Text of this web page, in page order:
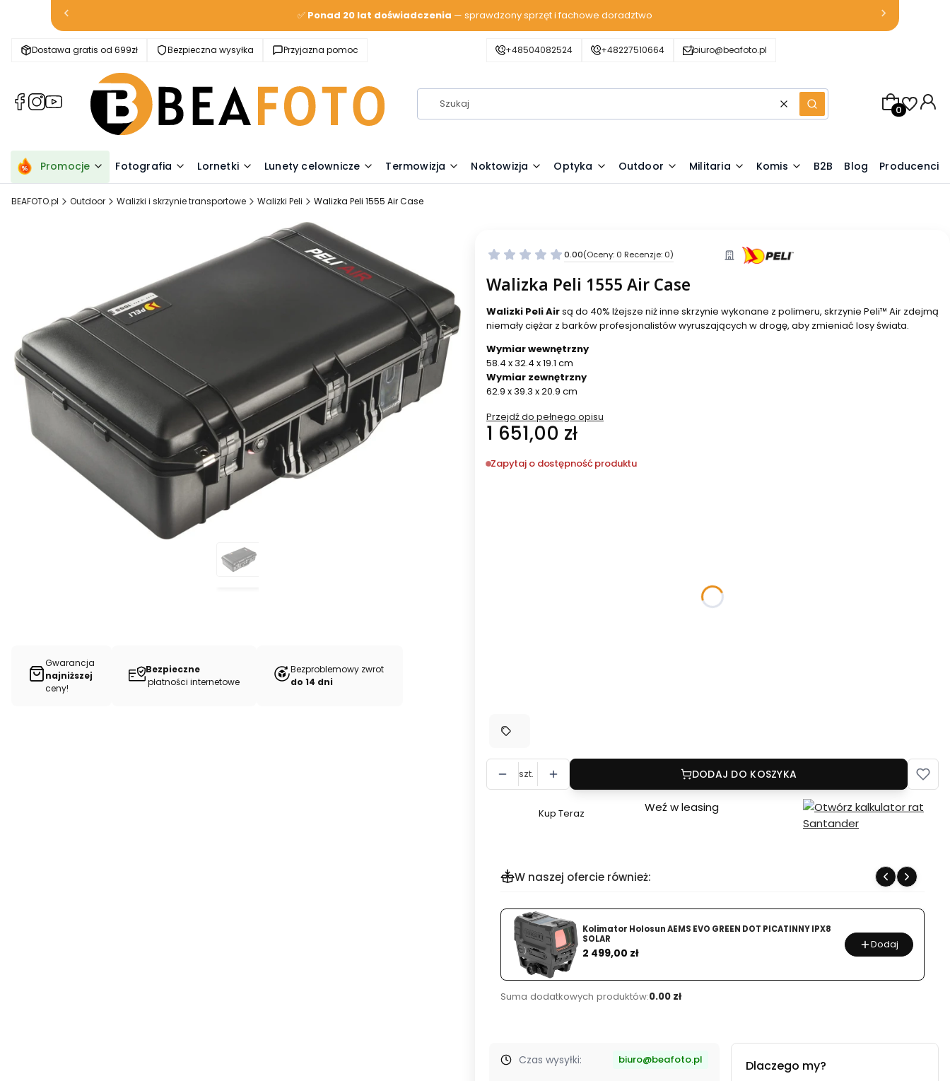
✅ Ponad 20 lat doświadczenia — sprawdzony sprzęt i fachowe doradztwo
Dostawa gratis od 699zł Bezpieczna wysyłka Przyjazna pomoc +48504082524 +48227510664 biuro@beafoto.pl
(Otwiera
karcie)
(Otwiera
karcie)
(Otwiera
karcie)
WyczyśćSzukaj
Produkty w
Promocje Fotografia Lornetki Lunety celownicze Termowizja Noktowizja Optyka Outdoor Militaria Komis B2B Blog Producenci
BEAFOTO.pl Outdoor Walizki i skrzynie transportowe Walizki Peli Walizka Peli 1555 Air Case
Gwarancja
najniższej
ceny!
Bezpieczne
płatności internetowe
Bezproblemowy zwrot
do 14 dni
0.00(Oceny: 0 Recenzje: 0)
Walizka Peli 1555 Air Case
Walizki Peli Airsą do 40% lżejsze niż inne skrzynie wykonane z polimeru, skrzynie Peli™ Air zdejmą
niemały ciężar z barków profesjonalistów wyruszających w drogę, aby zmieniać losy świata.
Wymiar wewnętrzny
58.4 x 32.4 x 19.1 cm
Wymiar zewnętrzny
62.9 x 39.3 x 20.9 cm
Przejdź do pełnego opisu
Cena
1 651,00 zł
Zapytaj o dostępność produktu
szt. DODAJ DO KOSZYKA
Szybki
produktu
Peli
1555
Air
Case
Kup Teraz Weź w leasing
W naszej ofercie również:
Kolimator Holosun AEMS EVO GREEN DOT PICATINNY IPX8
SOLAR
Cena
2 499,00 zł
Dodaj
Suma dodatkowych produktów:0.00 zł
Czas wysyłki: biuro@beafoto.pl Dlaczego my?